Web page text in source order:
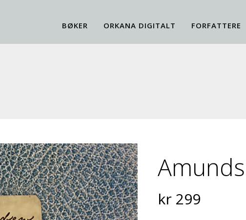
BØKER ORKANA DIGITALT FORFATTERE
kr 299